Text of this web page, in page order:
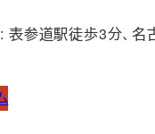
表参道駅徒歩3分、名